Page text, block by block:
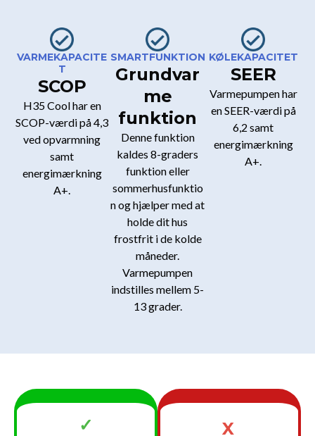
VARMEKAPACITE
T
SCOP
H35 Cool har en
SCOP-værdi på 4,3
ved opvarmning
samt
energimærkning
A+.
SMARTFUNKTION
Grundvar
me
funktion
Denne funktion
kaldes 8-graders
funktion eller
sommerhusfunktio
n og hjælper med at
holde dit hus
frostfrit i de kolde
måneder.
Varmepumpen
indstilles mellem 5-
13 grader.
KØLEKAPACITET
SEER
Varmepumpen har
en SEER-værdi på
6,2 samt
energimærkning
A+.
✓
X